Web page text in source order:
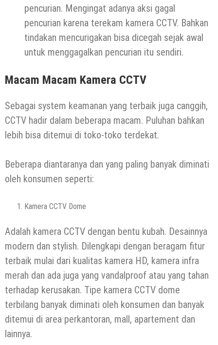
pencurian. Mengingat adanya aksi gagal
pencurian karena terekam kamera CCTV. Bahkan
tindakan mencurigakan bisa dicegah sejak awal
untuk menggagalkan pencurian itu sendiri.
Macam Macam Kamera CCTV
Sebagai system keamanan yang terbaik juga canggih,
CCTV hadir dalam beberapa macam. Puluhan bahkan
lebih bisa ditemui di toko-toko terdekat.
Beberapa diantaranya dan yang paling banyak diminati
oleh konsumen seperti:
Kamera CCTV Dome
Adalah kamera CCTV dengan bentu kubah. Desainnya
modern dan stylish. Dilengkapi dengan beragam fitur
terbaik mulai dari kualitas kamera HD, kamera infra
merah dan ada juga yang vandalproof atau yang tahan
terhadap kerusakan. Tipe kamera CCTV dome
terbilang banyak diminati oleh konsumen dan banyak
ditemui di area perkantoran, mall, apartement dan
lainnya.